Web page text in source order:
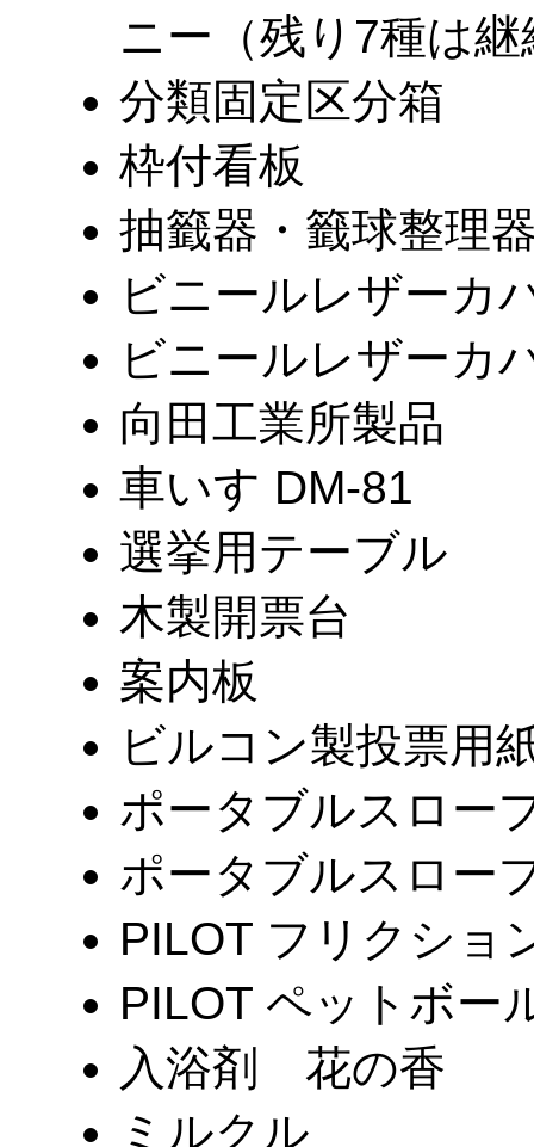
ニー（残り7種は
分類固定区分箱
枠付看板
抽籤器・籤球整理
ビニールレザーカ
ビニールレザーカ
向田工業所製品
車いす DM-81
選挙用テーブル
木製開票台
案内板
ビルコン製投票用
ポータブルスロー
ポータブルスロー
PILOT フリクショ
PILOT ペットボー
入浴剤 花の香
ミルクル